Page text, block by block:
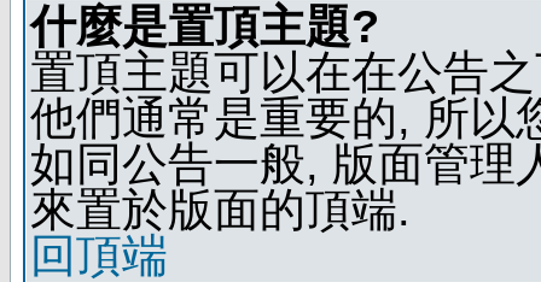
什麼是置頂主題?
置頂主題可以在在公告
他們通常是重要的, 所以
如同公告一般, 版面管理
來置於版面的頂端.
回頂端